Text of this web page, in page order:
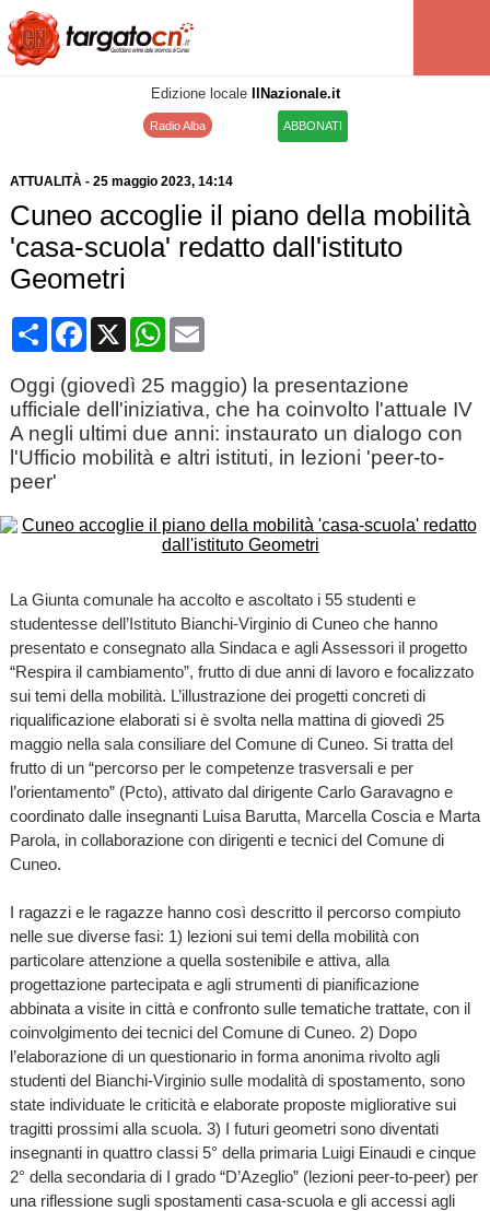
Edizione locale IlNazionale.it
Radio Alba ABBONATI
ATTUALITÀ- 25 maggio 2023, 14:14
Cuneo accoglie il piano della mobilità
'casa-scuola' redatto dall'istituto
Geometri
CondividiFacebook
X WhatsApp
Email
Oggi (giovedì 25 maggio) la presentazione
ufficiale dell'iniziativa, che ha coinvolto l'attuale IV
A negli ultimi due anni: instaurato un dialogo con
l'Ufficio mobilità e altri istituti, in lezioni 'peer-to-
peer'
La Giunta comunale ha accolto e ascoltato i 55 studenti e
studentesse dell’Istituto Bianchi-Virginio di Cuneo che hanno
presentato e consegnato alla Sindaca e agli Assessori il progetto
“Respira il cambiamento”, frutto di due anni di lavoro e focalizzato
sui temi della mobilità. L’illustrazione dei progetti concreti di
riqualificazione elaborati si è svolta nella mattina di giovedì 25
maggio nella sala consiliare del Comune di Cuneo. Si tratta del
frutto di un “percorso per le competenze trasversali e per
l’orientamento” (Pcto), attivato dal dirigente Carlo Garavagno e
coordinato dalle insegnanti Luisa Barutta, Marcella Coscia e Marta
Parola, in collaborazione con dirigenti e tecnici del Comune di
Cuneo.
I ragazzi e le ragazze hanno così descritto il percorso compiuto
nelle sue diverse fasi: 1) lezioni sui temi della mobilità con
particolare attenzione a quella sostenibile e attiva, alla
progettazione partecipata e agli strumenti di pianificazione
abbinata a visite in città e confronto sulle tematiche trattate, con il
coinvolgimento dei tecnici del Comune di Cuneo. 2) Dopo
l’elaborazione di un questionario in forma anonima rivolto agli
studenti del Bianchi-Virginio sulle modalità di spostamento, sono
state individuate le criticità e elaborate proposte migliorative sui
tragitti prossimi alla scuola. 3) I futuri geometri sono diventati
insegnanti in quattro classi 5° della primaria Luigi Einaudi e cinque
2° della secondaria di I grado “D’Azeglio” (lezioni peer-to-peer) per
una riflessione sugli spostamenti casa-scuola e gli accessi agli